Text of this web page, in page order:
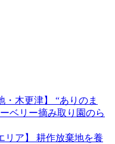
・木更津】 “ありのま
ベリー摘み取り園のら
リア】 耕作放棄地を養